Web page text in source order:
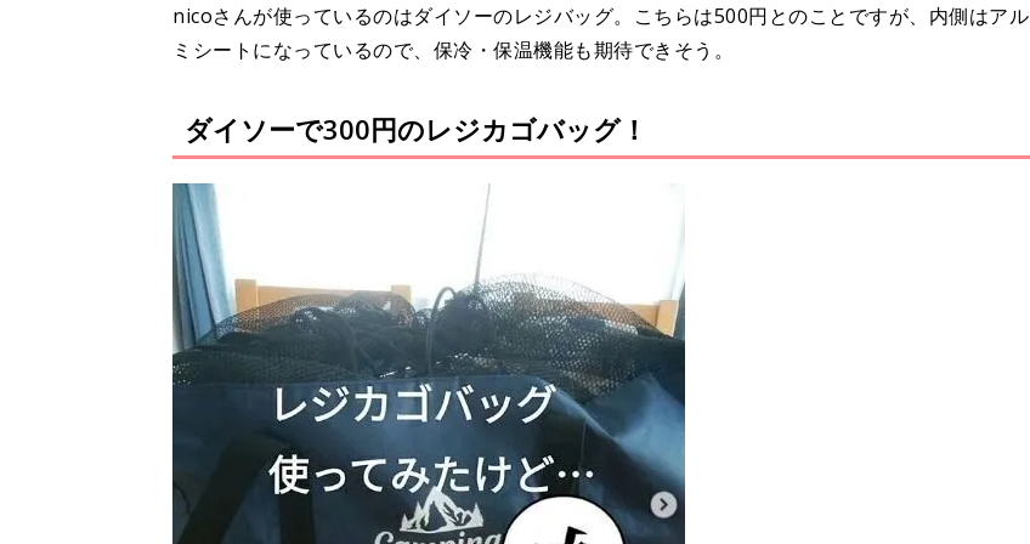
nicoさんが使っているのはダイソーのレジバッグ。こちらは500円とのことですが、内側はアル
ミシートになっているので、保冷・保温機能も期待できそう。
ダイソーで300円のレジカゴバッグ！